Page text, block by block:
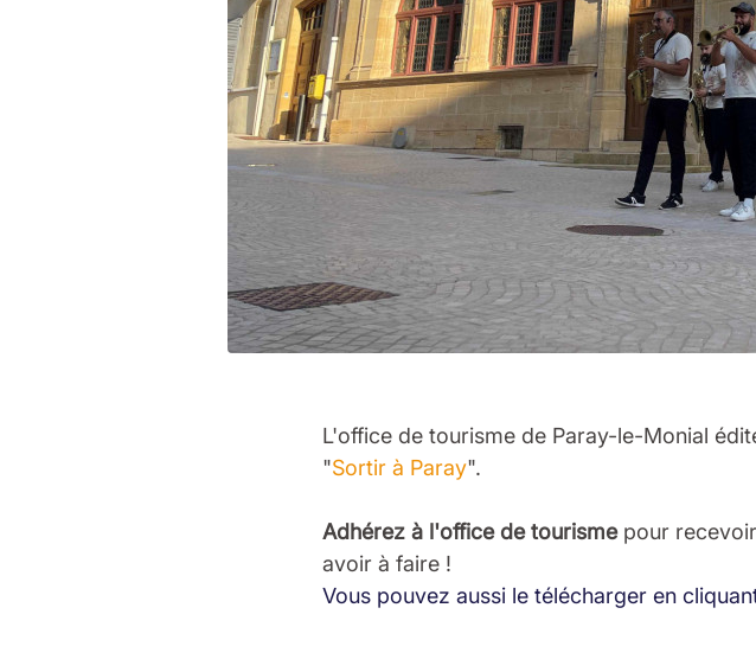
L'office de tourisme de Paray-le-Monial
"Sortir à Paray".
Adhérez à l'office de tourismepour
avoir à faire !
Vous pouvez aussi le télécharger en